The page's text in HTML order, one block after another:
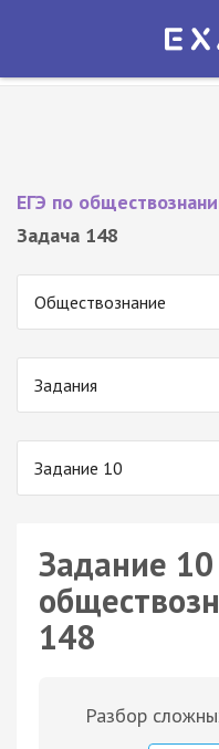
Экзамер —
ЕГЭ по
Задача 148
Обществознание
Задания
Задание 10
Задание
148
Разбор